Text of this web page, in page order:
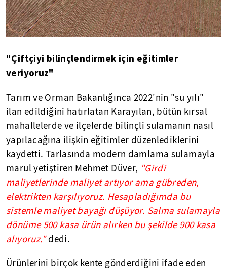
"Çiftçiyi bilinçlendirmek için eğitimler
veriyoruz"
Tarım ve Orman Bakanlığınca 2022'nin "su yılı"
ilan edildiğini hatırlatan Karayılan, bütün kırsal
mahallelerde ve ilçelerde bilinçli sulamanın nasıl
yapılacağına ilişkin eğitimler düzenlediklerini
kaydetti. Tarlasında modern damlama sulamayla
marul yetiştiren Mehmet Düver, "Girdi
maliyetlerinde maliyet artıyor ama gübreden,
elektrikten karşılıyoruz. Hesapladığımda bu
sistemle maliyet bayağı düşüyor. Salma sulamayla
dönüme 500 kasa ürün alırken bu şekilde 900 kasa
alıyoruz."dedi.
Ürünlerini birçok kente gönderdiğini ifade eden